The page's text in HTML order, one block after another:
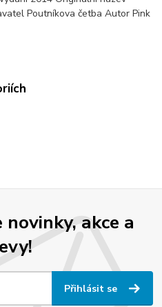
Poutníkova četba Autor Pink
akce a
Přihlásit se